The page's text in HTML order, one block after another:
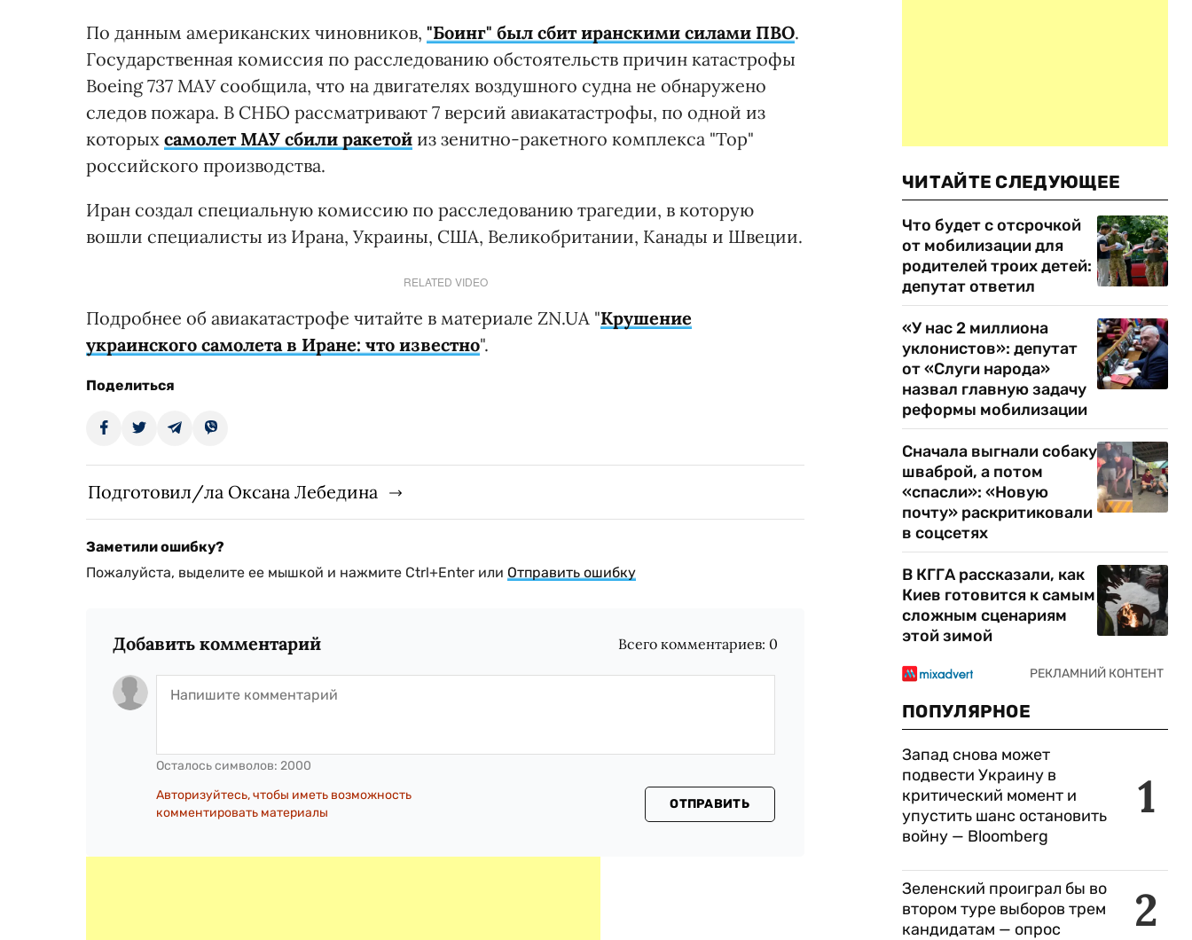
По данным американских чиновников, "Боинг" был сбит иранскими силами ПВО.
Государственная комиссия по расследованию обстоятельств причин катастрофы
Boeing 737 МАУ сообщила, что на двигателях воздушного судна не обнаружено
следов пожара. В СНБО рассматривают 7 версий авиакатастрофы, по одной из
которых самолет МАУ сбили ракетой из зенитно-ракетного комплекса "Тор"
российского производства.
Иран создал специальную комиссию по расследованию трагедии, в которую
вошли специалисты из Ирана, Украины, США, Великобритании, Канады и Швеции.
RELATED VIDEO
Подробнее об авиакатастрофе читайте в материале ZN.UA "Крушение
украинского самолета в Иране: что известно".
Поделиться
Подготовил/ла Оксана Лебедина
Заметили ошибку?
Пожалуйста, выделите ее мышкой и нажмите Ctrl+Enter или Отправить ошибку
Добавить комментарий Всего комментариев: 0
Осталось символов: 2000
Авторизуйтесь, чтобы иметь возможность
комментировать материалы
ОТПРАВИТЬ
ЧИТАЙТЕ СЛЕДУЮЩЕЕ
Что будет с отсрочкой
от мобилизации для
родителей троих детей:
депутат ответил
«У нас 2 миллиона
уклонистов»: депутат
от «Слуги народа»
назвал главную задачу
реформы мобилизации
Сначала выгнали собаку
шваброй, а потом
«спасли»: «Новую
почту» раскритиковали
в соцсетях
В КГГА рассказали, как
Киев готовится к самым
сложным сценариям
этой зимой
ПОПУЛЯРНОЕ
1
Запад снова может
подвести Украину в
критический момент и
упустить шанс остановить
войну — Bloomberg
2
Зеленский проиграл бы во
втором туре выборов трем
кандидатам — опрос